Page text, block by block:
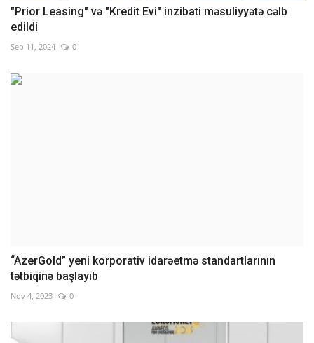
"Prior Leasing" və "Kredit Evi" inzibati məsuliyyətə cəlb
edildi
Sep 11, 2024 0
“AzerGold” yeni korporativ idarəetmə standartlarının
tətbiqinə başlayıb
Nov 4, 2023 0